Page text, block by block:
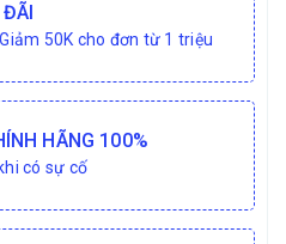
ĐÃI
50K cho đơn từ 1 triệu
HÃNG 100%
có sự cố